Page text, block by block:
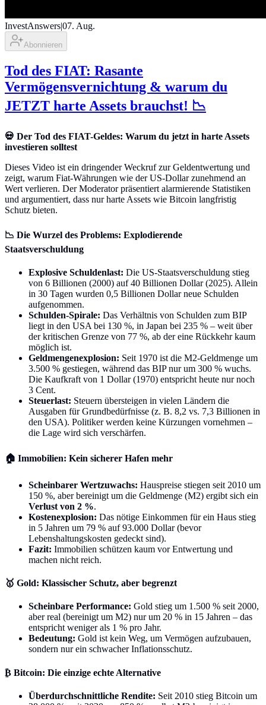
InvestAnswers|07. Aug.
Abonnieren
Tod des FIAT: Rasante
Vermögensvernichtung & warum du
JETZT harte Assets brauchst! 📉
💀 Der Tod des FIAT-Geldes: Warum du jetzt in harte Assets
investieren solltest
Dieses Video ist ein dringender Weckruf zur Geldentwertung und
zeigt, warum Fiat-Währungen wie der US-Dollar zunehmend an
Wert verlieren. Der Moderator präsentiert alarmierende Statistiken
und argumentiert, dass nur harte Assets wie Bitcoin langfristig
Schutz bieten.
📉 Die Wurzel des Problems: Explodierende
Staatsverschuldung
Explosive Schuldenlast: Die US-Staatsverschuldung stieg
von 6 Billionen (2000) auf 40 Billionen Dollar (2025). Allein
in 30 Tagen wurden 0,5 Billionen Dollar neue Schulden
aufgenommen.
Schulden-Spirale: Das Verhältnis von Schulden zum BIP
liegt in den USA bei 130 %, in Japan bei 235 % – weit über
der kritischen Grenze von 77 %, ab der eine Rückkehr kaum
möglich ist.
Geldmengenexplosion: Seit 1970 ist die M2-Geldmenge um
3.500 % gestiegen, während das BIP nur um 300 % wuchs.
Die Kaufkraft von 1 Dollar (1970) entspricht heute nur noch
3 Cent.
Steuerlast: Steuern übersteigen in vielen Ländern die
Ausgaben für Grundbedürfnisse (z. B. 8,2 vs. 7,3 Billionen in
den USA). Politiker werden keine Kürzungen vornehmen –
die Lage wird sich verschärfen.
🏠 Immobilien: Kein sicherer Hafen mehr
Scheinbarer Wertzuwachs: Hauspreise stiegen seit 2010 um
150 %, aber bereinigt um die Geldmenge (M2) ergibt sich ein
Verlust von 2 %.
Kostenexplosion: Das nötige Einkommen für ein Haus stieg
in 5 Jahren um 79 % auf 93.000 Dollar (bevor
Lebenshaltungskosten gedeckt sind).
Fazit: Immobilien schützen kaum vor Entwertung und
machen nicht reich.
🥇 Gold: Klassischer Schutz, aber begrenzt
Scheinbare Performance: Gold stieg um 1.500 % seit 2000,
aber real (bereinigt um M2) nur um 20 % in 15 Jahren – das
entspricht weniger als 1 % pro Jahr.
Bedeutung: Gold ist kein Weg, um Vermögen aufzubauen,
sondern nur ein schwacher Inflationsschutz.
₿ Bitcoin: Die einzige echte Alternative
Überdurchschnittliche Rendite: Seit 2010 stieg Bitcoin um